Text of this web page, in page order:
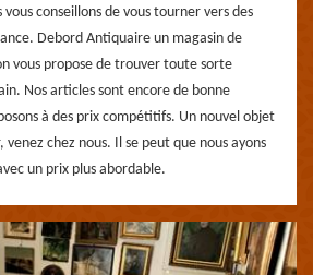
conseillons de vous tourner vers des
Debord Antiquaire un magasin de
vous propose de trouver toute sorte
Nos articles sont encore de bonne
à des prix compétitifs. Un nouvel objet
chez nous. Il se peut que nous ayons
un prix plus abordable.